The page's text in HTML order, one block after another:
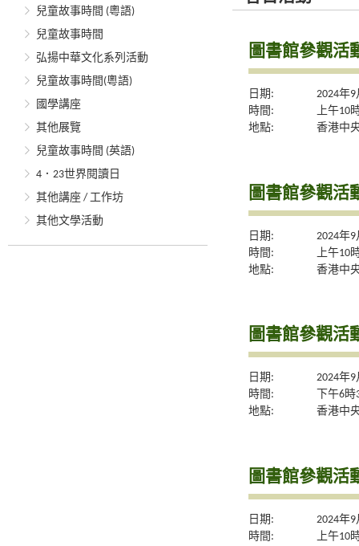
兒童故事時間 (粵語)
兒童故事時間
弘揚中華文化系列活動
兒童故事時間(粵語)
國學講座
其他展覽
兒童故事時間 (英語)
4．23世界閱讀日
其他講座 / 工作坊
其他文學活動
圖書館參觀活
日期:
2024年
時間:
上午10
地點:
香港中
圖書館參觀活
日期:
2024年
時間:
上午10
地點:
香港中
圖書館參觀活
日期:
2024年
時間:
下午6
地點:
香港中
圖書館參觀活
日期:
2024年
時間:
上午10